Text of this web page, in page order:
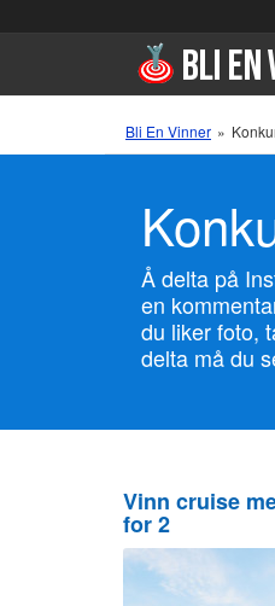
Bli En Vinner »
Å delta på
en
du liker foto,
delta må du
Vinn cruise
for 2